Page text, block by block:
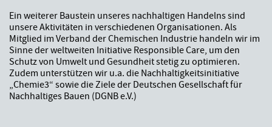
Ein weiterer Baustein unseres nachhaltigen Handelns sind
unsere Aktivitäten in verschiedenen Organisationen. Als
Mitglied im Verband der Chemischen Industrie handeln wir im
Sinne der weltweiten Initiative Responsible Care, um den
Schutz von Umwelt und Gesundheit stetig zu optimieren.
Zudem unterstützen wir u.a. die Nachhaltigkeitsinitiative
„Chemie3“ sowie die Ziele der Deutschen Gesellschaft für
Nachhaltiges Bauen (DGNB e.V.)